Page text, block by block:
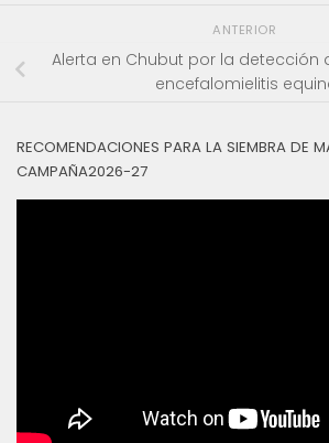
ANTERIOR
Alerta en Chubut por la detección
encefalomielitis
RECOMENDACIONES PARA LA SIEMBRA DE
CAMPAÑA2026-27